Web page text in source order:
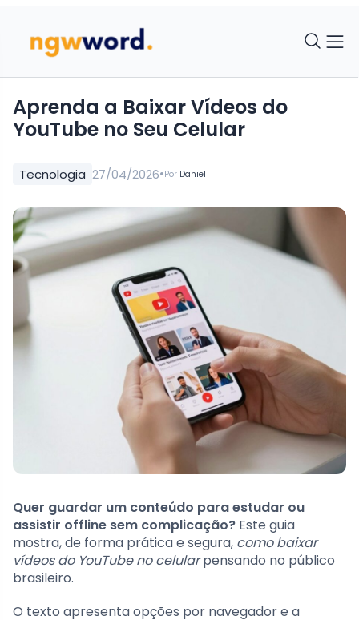
Tecnologia 27/04/2026•Por Daniel
Aprenda a Baixar Vídeos do
YouTube no Seu Celular
Quer guardar um conteúdo para estudar ou
assistir offline sem complicação? Este guia
mostra, de forma prática e segura, como baixar
vídeos do YouTube no celularpensando no público
brasileiro.
O texto apresenta opções por navegador e a